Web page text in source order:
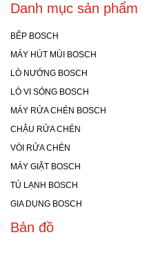
Danh mục sản phẩm
BẾP BOSCH
MÁY HÚT MÙI BOSCH
LÒ NƯỚNG BOSCH
LÒ VI SÓNG BOSCH
MÁY RỬA CHÉN BOSCH
CHẬU RỬA CHÉN
VÒI RỬA CHÉN
MÁY GIẶT BOSCH
TỦ LẠNH BOSCH
GIA DỤNG BOSCH
Bản đồ